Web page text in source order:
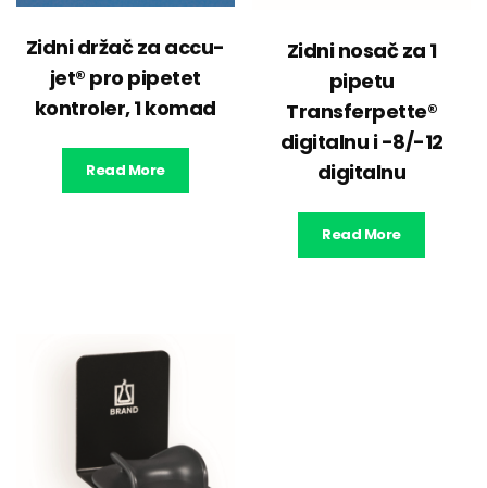
Zidni držač za accu-
jet® pro pipetet
kontroler, 1 komad
Read More
Zidni nosač za 1
pipetu
Transferpette®
digitalnu i -8/-12
digitalnu
Read More